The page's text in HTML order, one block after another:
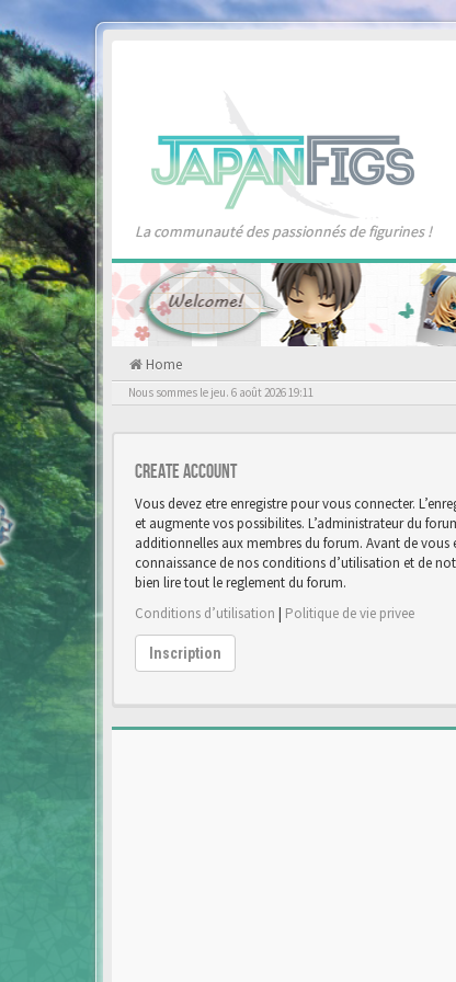
La communauté des passionnés de figurines !
Home
Nous sommes le jeu. 6 août 2026 19:11
Create account
Vous devez etre enregistre pour vous connecter.
et augmente vos possibilites. L’administrateur du
additionnelles aux membres du forum. Avant de vous
connaissance de nos conditions d’utilisation et de
bien lire tout le reglement du forum.
Conditions d’utilisation | Politique de vie privee
Inscription